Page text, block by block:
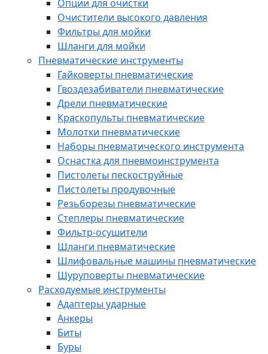
Опции для очистки
Очистители высокого давления
Фильтры для мойки
Шланги для мойки
Пневматические инструменты
Гайковерты пневматические
Гвоздезабиватели пневматические
Дрели пневматические
Краскопульты пневматические
Молотки пневматические
Наборы пневматического инструмента
Оснастка для пневмоинструмента
Пистолеты пескоструйные
Пистолеты продувочные
Резьборезы пневматические
Степлеры пневматические
Фильтр-осушители
Шланги пневматические
Шлифовальные машины пневматические
Шуруповерты пневматические
Расходуемые инструменты
Адаптеры ударные
Анкеры
Биты
Буры